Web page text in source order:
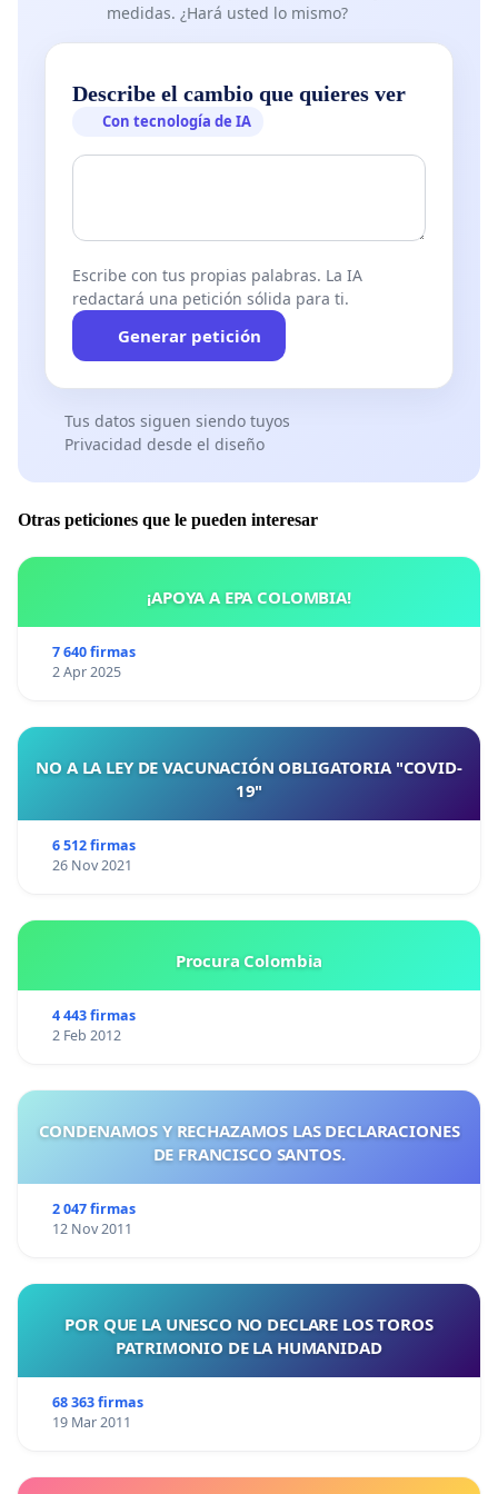
que no es necesario una nueva Ley, sostienen que
se debe reglamentar la existente, pero no podemos
reglamentar lo que no está señalado en la misma,
recordemos que no se desarrolló ningún artículo
medidas. ¿Hará usted lo mismo?
Describe el cambio que quieres ver
Con tecnología de IA
Escribe con tus propias palabras. La IA
redactará una petición sólida para ti.
Generar petición
Tus datos siguen siendo tuyos
Privacidad desde el diseño
Otras peticiones que le pueden interesar
¡APOYA A EPA COLOMBIA!
7 640 firmas
2 Apr 2025
NO A LA LEY DE VACUNACIÓN OBLIGATORIA "COVID-
19"
6 512 firmas
26 Nov 2021
Procura Colombia
4 443 firmas
2 Feb 2012
CONDENAMOS Y RECHAZAMOS LAS DECLARACIONES
DE FRANCISCO SANTOS.
2 047 firmas
12 Nov 2011
POR QUE LA UNESCO NO DECLARE LOS TOROS
PATRIMONIO DE LA HUMANIDAD
68 363 firmas
19 Mar 2011